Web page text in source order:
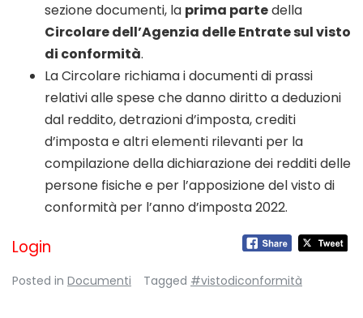
sezione documenti, la prima partedella
Circolare dell’Agenzia delle Entrate sul visto
di conformità.
La Circolare richiama i documenti di prassi
relativi alle spese che danno diritto a deduzioni
dal reddito, detrazioni d’imposta, crediti
d’imposta e altri elementi rilevanti per la
compilazione della dichiarazione dei redditi delle
persone fisiche e per l’apposizione del visto di
conformità per l’anno d’imposta 2022.
Login
Posted in Documenti Tagged #vistodiconformità